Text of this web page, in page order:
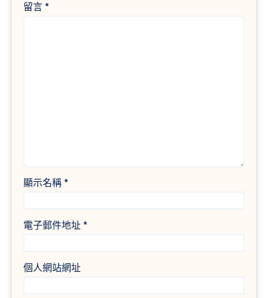
留言 *
顯示名稱 *
電子郵件地址 *
個人網站網址